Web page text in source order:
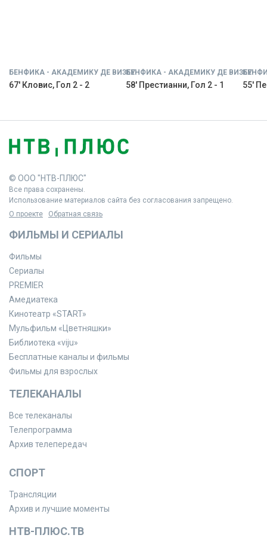
БЕНФИКА - АКАДЕМИКУ ДЕ ВИЗЕУ
67' Кловис, Гол 2 - 2
БЕНФИКА - АКАДЕМИКУ ДЕ ВИЗЕУ
58' Престианни, Гол 2 - 1 55'
© ООО "НТВ-ПЛЮС"
Все права сохранены.
Использование материалов сайта без согласования запрещено.
О проекте
Обратная связь
ФИЛЬМЫ И СЕРИАЛЫ
Фильмы
Сериалы
PREMIER
Амедиатека
Кинотеатр «START»
Мульфильм «Цветняшки»
Библиотека «viju»
Бесплатные каналы и фильмы
Фильмы для взрослых
ТЕЛЕКАНАЛЫ
Все телеканалы
Телепрограмма
Архив телепередач
СПОРТ
Трансляции
Архив и лучшие моменты
НТВ-ПЛЮС.ТВ